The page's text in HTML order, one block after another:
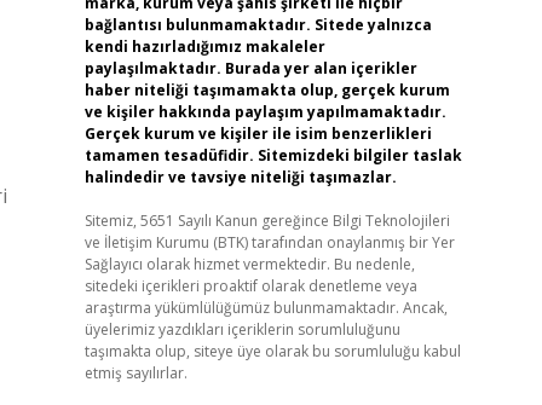
bağlantısı bulunmamaktadır. Sitede yalnızca
kendi hazırladığımız makaleler
paylaşılmaktadır. Burada yer alan içerikler
haber niteliği taşımamakta olup, gerçek kurum
ve kişiler hakkında paylaşım yapılmamaktadır.
Gerçek kurum ve kişiler ile isim benzerlikleri
tamamen tesadüfidir. Sitemizdeki bilgiler taslak
halindedir ve tavsiye niteliği taşımazlar.
Sitemiz, 5651 Sayılı Kanun gereğince Bilgi Teknolojileri
ve İletişim Kurumu (BTK) tarafından onaylanmış bir Yer
Sağlayıcı olarak hizmet vermektedir. Bu nedenle,
sitedeki içerikleri proaktif olarak denetleme veya
araştırma yükümlülüğümüz bulunmamaktadır. Ancak,
üyelerimiz yazdıkları içeriklerin sorumluluğunu
taşımakta olup, siteye üye olarak bu sorumluluğu kabul
etmiş sayılırlar.